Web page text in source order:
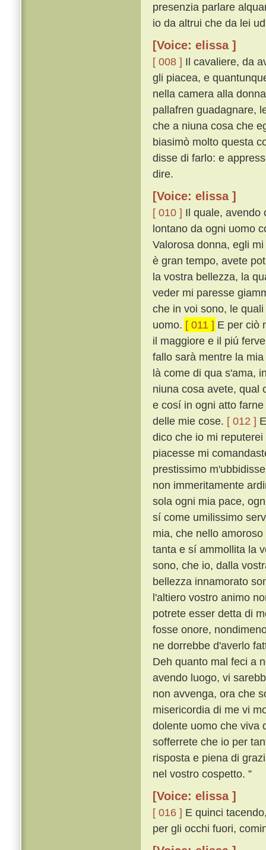
presenzia parlare
io da altrui che da lei
[Voice: elissa ]
[ 008 ] Il cavaliere, da
gli piacea, e
nella camera alla
pallafren guadagnare,
che a niuna cosa che
biasimò molto questa
disse di farlo: e
dire.
[Voice: elissa ]
[ 010 ] Il quale, avendo
lontano da ogni uomo
Valorosa donna, egli
è gran tempo, avete
la vostra bellezza, la
veder mi paresse
che in voi sono, le
uomo. [ 011 ] E per ciò
il maggiore e il piú
fallo sarà mentre la
là come di qua s'ama,
niuna cosa avete, qual
e cosí in ogni atto
delle mie cose. [ 012 ]
dico che io mi
piacesse mi
prestissimo
non immeritamente
sola ogni mia pace,
sí come umilissimo
mia, che nello
tanta e sí ammollita la
sono, che io, dalla
bellezza innamorato
l'altiero vostro animo
potrete esser detta di
fosse onore,
ne dorrebbe d'averlo
Deh quanto mal feci a
avendo luogo, vi
non avvenga, ora che
misericordia di me vi
dolente uomo che viva
sofferrete che io per
risposta e piena di
nel vostro cospetto. ”
[Voice: elissa ]
[ 016 ] E quinci
per gli occhi fuori,